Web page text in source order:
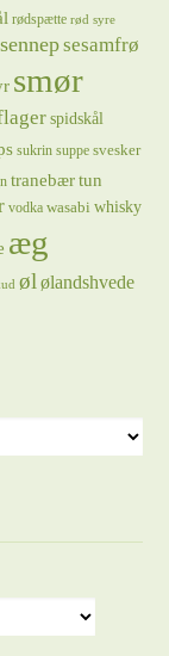
rødspætte rød syre
sennepsesamfrø
smør
spidskål
sukrin suppe svesker
tranebærtun
vodka wasabi whisky
æg
øl ølandshvede